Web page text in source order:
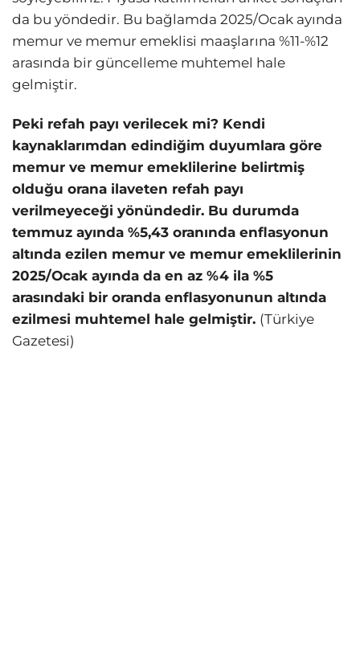
da bu yöndedir. Bu bağlamda 2025/Ocak ayında
memur ve memur emeklisi maaşlarına %11-%12
arasında bir güncelleme muhtemel hale
gelmiştir.
Peki refah payı verilecek mi? Kendi
kaynaklarımdan edindiğim duyumlara göre
memur ve memur emeklilerine belirtmiş
olduğu orana ilaveten refah payı
verilmeyeceği yönündedir. Bu durumda
temmuz ayında %5,43 oranında enflasyonun
altında ezilen memur ve memur emeklilerinin
2025/Ocak ayında da en az %4 ila %5
arasındaki bir oranda enflasyonunun altında
ezilmesi muhtemel hale gelmiştir. (Türkiye
Gazetesi)